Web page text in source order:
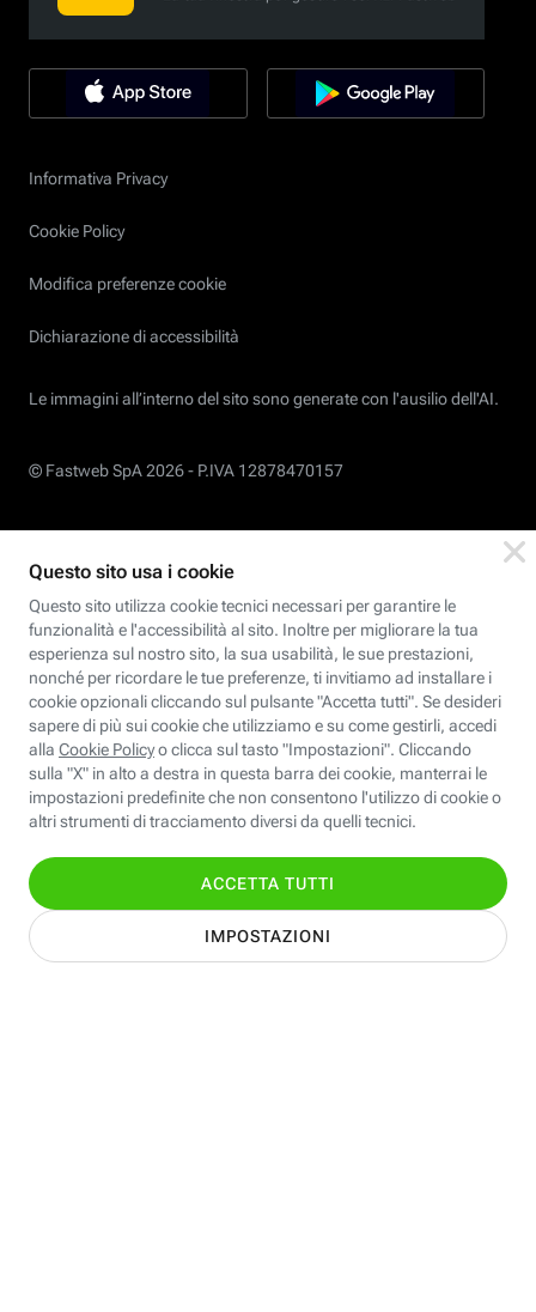
Informativa Privacy
Cookie Policy
Modifica preferenze cookie
Dichiarazione di accessibilità
Le immagini all’interno del sito sono generate con l'ausilio dell'AI.
© Fastweb SpA 2026 - P.IVA 12878470157